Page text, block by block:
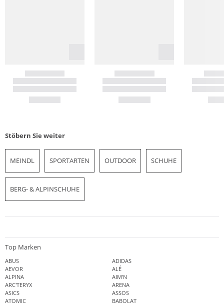
Stöbern Sie weiter
MEINDL SPORTARTEN OUTDOOR SCHUHE
BERG- & ALPINSCHUHE
Top Marken
ABUS
ADIDAS
AEVOR
ALÉ
ALPINA
AIM'N
ARC'TERYX
ARENA
ASICS
ASSOS
ATOMIC
BABOLAT